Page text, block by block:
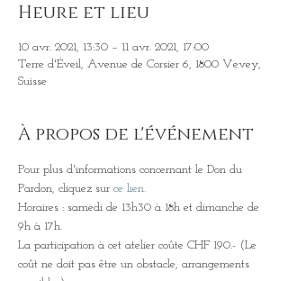
Heure et lieu
10 avr. 2021, 13:30 – 11 avr. 2021, 17:00
Terre d'Éveil, Avenue de Corsier 6, 1800 Vevey,
Suisse
À propos de l'événement
Pour plus d'informations concernant le Don du
Pardon, cliquez sur ce lien.
Horaires : samedi de 13h30 à 18h et dimanche de
9h à 17h.
La participation à cet atelier coûte CHF 190.- (Le
coût ne doit pas être un obstacle, arrangements